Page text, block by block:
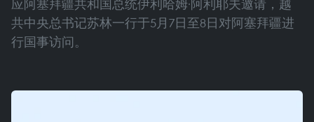
应阿塞拜疆共和国总统伊利哈姆·阿利耶夫邀请，越
共中央总书记苏林一行于5月7日至8日对阿塞拜疆进
行国事访问。